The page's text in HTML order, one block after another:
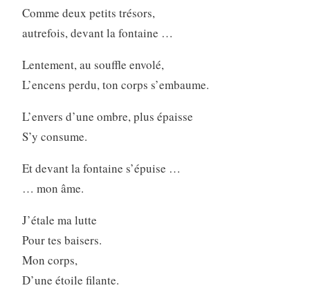
Comme deux petits trésors,
autrefois, devant la fontaine …
Lentement, au souffle envolé,
L’encens perdu, ton corps s’embaume.
L’envers d’une ombre, plus épaisse
S’y consume.
Et devant la fontaine s’épuise …
… mon âme.
J’étale ma lutte
Pour tes baisers.
Mon corps,
D’une étoile filante.